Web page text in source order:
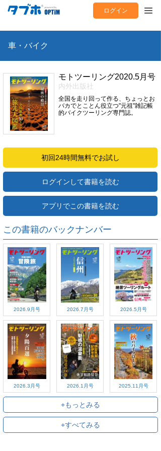
ログイン
車・バイク
モトツーリング2020.5月号
内外出版社
全国を走り回って作る、ちょっとお
バカでとことん役立つ"元祖"雑記帳
的バイクツーリング専門誌。
初回24時間無料でお試し
ログインして書籍を読む
アプリでこの書籍を読む
この書籍のバックナンバー
2026.9月号 2026.7月号 2026.5月号
2026.3月号 2026.1月号 2025.11月号
+もっとみる
+すべてみる